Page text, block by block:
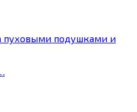
пуховыми подушками и